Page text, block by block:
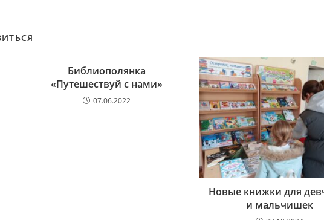
Библиополянка
«Путешествуй с нами»
07.06.2022
Новые книжки для
и мальчишек